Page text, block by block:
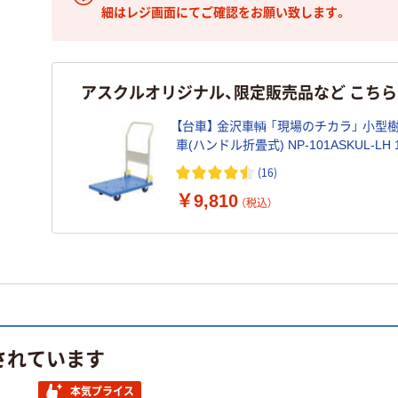
細はレジ画面にてご確認をお願い致します。
アスクルオリジナル、限定販売品など こち
【台車】 金沢車輌 「現場のチカラ」 小型
車(ハンドル折畳式) NP-101ASKUL-LH 1
リジナル
(16)
￥9,810 （税込）
ています
本気プライス